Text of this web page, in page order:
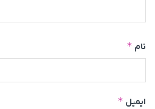
نام *
ایمیل *